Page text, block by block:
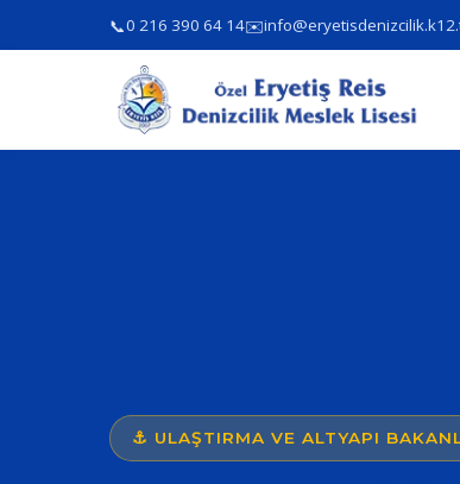
📞0 216 390 64 14✉️
⚓ ULAŞTIRMA VE ALTYAPI